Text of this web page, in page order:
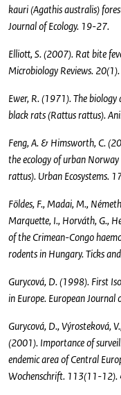
kauri (Agathis australis)
Journal of Ecology. 19-27.
Elliott, S. (2007). Rat bite
Microbiology Reviews.
Ewer, R. (1971). The
black rats (Rattus rattus).
Feng, A. & Himsworth, C.
the ecology of urban
rattus). Urban Ecosystems.
Földes, F., Madai, M.,
Marquette, I., Horváth, G.,
of the Crimean-Congo
rodents in Hungary. Ticks
Gurycová, D. (1998). First
in Europe. European
Gurycová, D., Výrosteková,
(2001). Importance of
endemic area of Central
Wochenschrift. 113(11-